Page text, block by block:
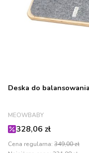
Deska do
PRODUCENT
MEOWBABY
Cena promocyjna
328,06 zł
Cena regularna: 349,00 zł